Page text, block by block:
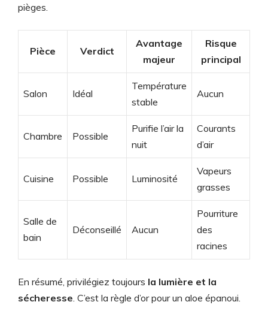
pièges.
Pièce Verdict
Avantage
majeur
Risque
principal
Salon Idéal
Température
stable
Aucun
Chambre Possible
Purifie l’air la
nuit
Courants
d’air
Cuisine Possible Luminosité
Vapeurs
grasses
Salle de
bain
Déconseillé Aucun
Pourriture
des
racines
En résumé, privilégiez toujours la lumière et la
sécheresse . C’est la règle d’or pour un aloe épanoui.